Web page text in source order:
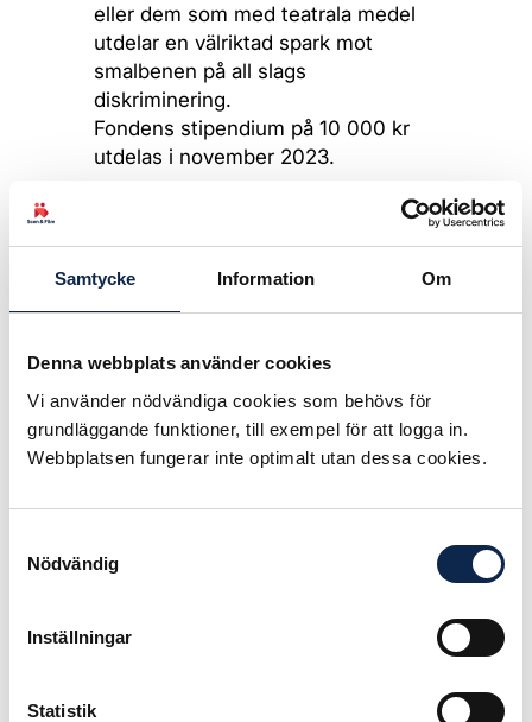
Samtycke Information Om
Denna webbplats använder cookies
Vi använder nödvändiga cookies som behövs för
grundläggande funktioner, till exempel för att logga in.
Webbplatsen fungerar inte optimalt utan dessa cookies.
Nödvändig
Inställningar
Statistik
eller dem som med teatrala medel
utdelar en välriktad spark mot
smalbenen på all slags
diskriminering.
Fondens stipendium på 10 000 kr
utdelas i november 2023.
Ansökningstid 17 september — 15
Frågor som ska besvaras i ansökan
1. Beskriv så konkret du/ni kan
uppnå?
2. Beskriv så konkret du/ni kan vad
du/ni vill göra om du/ni får
stipendiet?
kompetenser och erfarenheter i
du/ni vill genomföra.
smalbensstipendiet@scenochfilm.se
Fondens styrelse utgörs av Sofia